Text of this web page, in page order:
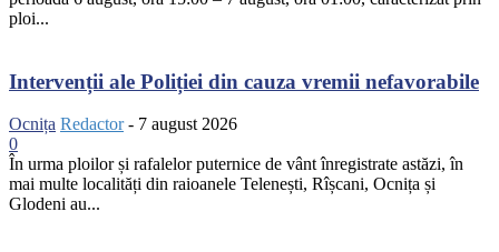
ploi...
Intervenții ale Poliției din cauza vremii nefavorabile
Ocnița Redactor - 7 august 2026
0
În urma ploilor și rafalelor puternice de vânt înregistrate astăzi, în
mai multe localități din raioanele Telenești, Rîșcani, Ocnița și
Glodeni au...